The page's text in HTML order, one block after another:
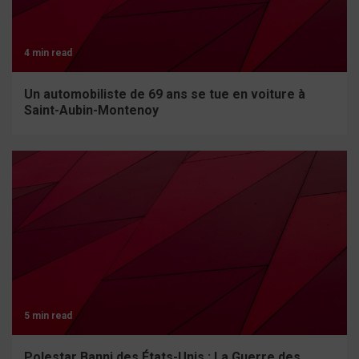
4 min read
Un automobiliste de 69 ans se tue en voiture à
Saint-Aubin-Montenoy
5 min read